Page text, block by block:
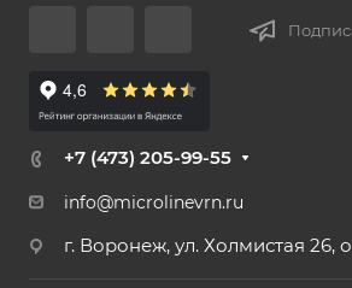
+7 (473) 205-99-55
info@microlinevrn.ru
г. Воронеж, ул. Холмистая 26,